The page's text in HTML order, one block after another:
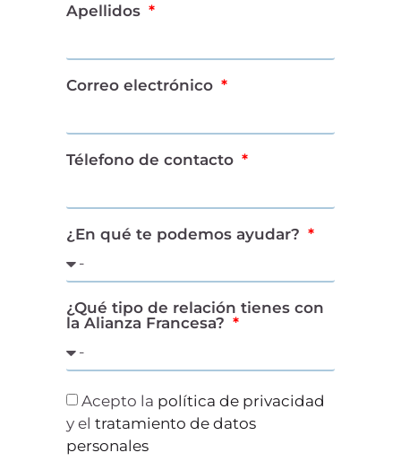
Apellidos
Correo electrónico
Télefono de contacto
¿En qué te podemos ayudar?
¿Qué tipo de relación tienes con
la Alianza Francesa?
Acepto la política de privacidad
y eltratamiento de datos
personales